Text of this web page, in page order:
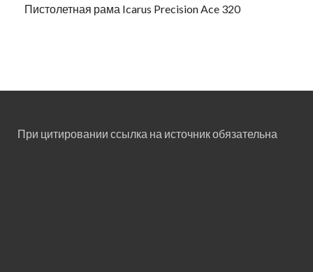
Пистолетная рама Icarus Precision Ace 320
При цитировании ссылка на источник обязательна